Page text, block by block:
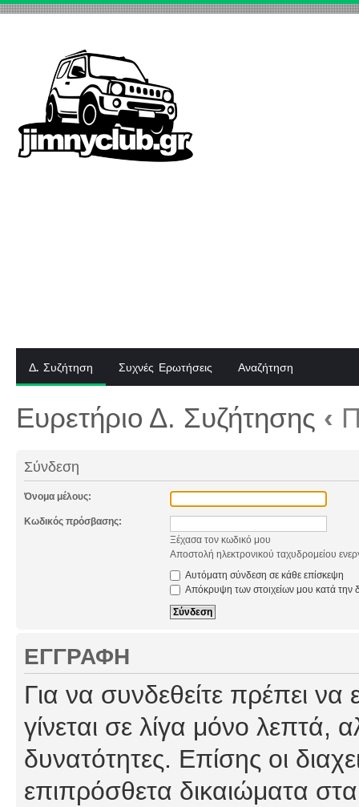
Δ. Συζήτηση Συχνές Ερωτήσεις Αναζήτηση
Ευρετήριο Δ. Συζήτησης ‹
Σύνδεση
Όνομα μέλους:
Κωδικός πρόσβασης:
Ξέχασα τον κωδικό μου
Αποστολή ηλεκτρονικού ταχυδρομείου
Αυτόματη σύνδεση σε κάθε επίσκεψη
Απόκρυψη των στοιχείων μου κατά την
ΕΓΓΡΑΦΉ
Για να συνδεθείτε πρέπει
γίνεται σε λίγα μόνο λεπτά,
δυνατότητες. Επίσης οι
επιπρόσθετα δικαιώματα